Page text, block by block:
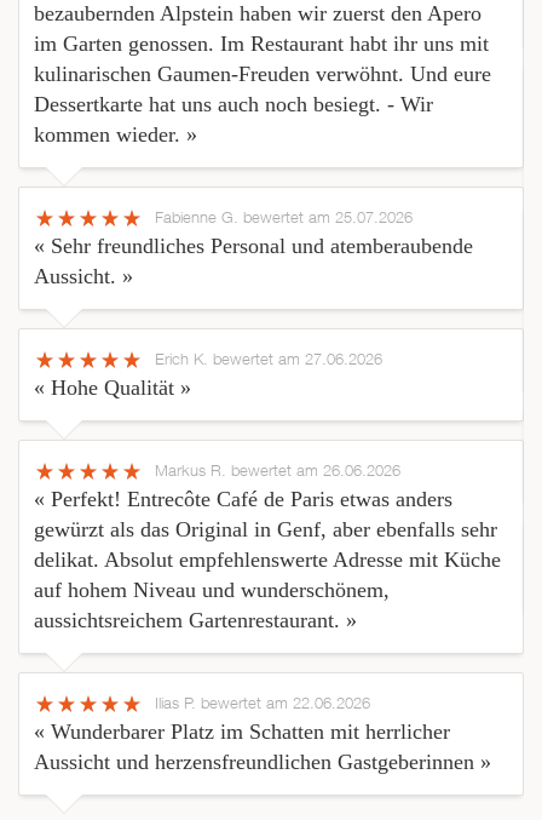
bezaubernden Alpstein haben wir zuerst den Apero
im Garten genossen. Im Restaurant habt ihr uns mit
kulinarischen Gaumen-Freuden verwöhnt. Und eure
Dessertkarte hat uns auch noch besiegt. - Wir
kommen wieder. »
Fabienne G. bewertet am 25.07.2026
« Sehr freundliches Personal und atemberaubende
Aussicht. »
Erich K. bewertet am 27.06.2026
« Hohe Qualität »
Markus R. bewertet am 26.06.2026
« Perfekt! Entrecôte Café de Paris etwas anders
gewürzt als das Original in Genf, aber ebenfalls sehr
delikat. Absolut empfehlenswerte Adresse mit Küche
auf hohem Niveau und wunderschönem,
aussichtsreichem Gartenrestaurant. »
Ilias P. bewertet am 22.06.2026
« Wunderbarer Platz im Schatten mit herrlicher
Aussicht und herzensfreundlichen Gastgeberinnen »